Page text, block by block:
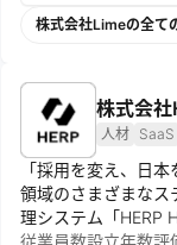
株式会社Limeの全て
株式会社
人材 SaaS
「採用を変え、日
領域のさまざまなス
理システム「HERP
ブミル」などの提供
従業員数設立年数評